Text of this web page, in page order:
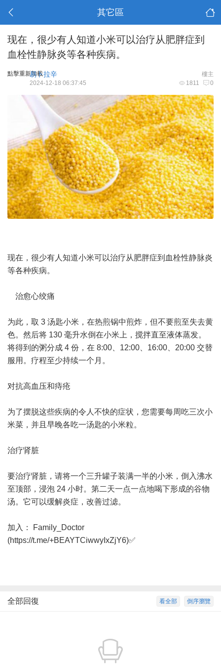
其它區
现在，很少有人知道小米可以治疗从肥胖症到
血栓性静脉炎等各种疾病。
點擊重新加載 樓主
易卜拉辛
1811 0
2024-12-18 06:37:45
现在，很少有人知道小米可以治疗从肥胖症到血栓性静脉炎
等各种疾病。
⠀ 治愈心绞痛
为此，取 3 汤匙小米，在热煎锅中煎炸，但不要煎至失去黄
色。然后将 130 毫升水倒在小米上，搅拌直至液体蒸发。
将得到的粥分成 4 份，在 8:00、12:00、16:00、20:00 交替
服用。疗程至少持续一个月。
对抗高血压和痔疮
为了摆脱这些疾病的令人不快的症状，您需要每周吃三次小
米菜，并且早晚各吃一汤匙的小米粒。
治疗肾脏
要治疗肾脏，请将一个三升罐子装满一半的小米，倒入沸水
至顶部，浸泡 24 小时。第二天一点一点地喝下形成的谷物
汤。它可以缓解炎症，改善过滤。
加入： Family_Doctor
(https://t.me/+BEAYTCiwwyIxZjY6)✅️
倒序瀏覽
看全部
全部回復